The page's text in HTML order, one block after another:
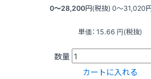
0〜28,200円(税抜) 0〜31,020
単価： 15.66 円(税抜)
数量
カートに入れる